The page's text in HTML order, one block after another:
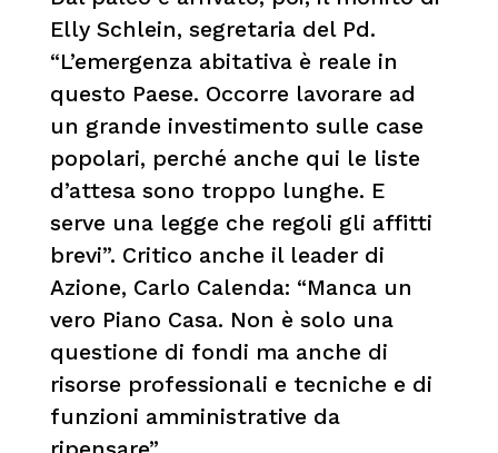
Elly Schlein, segretaria del Pd.
“L’emergenza abitativa è reale in
questo Paese. Occorre lavorare ad
un grande investimento sulle case
popolari, perché anche qui le liste
d’attesa sono troppo lunghe. E
serve una legge che regoli gli affitti
brevi”. Critico anche il leader di
Azione, Carlo Calenda: “Manca un
vero Piano Casa. Non è solo una
questione di fondi ma anche di
risorse professionali e tecniche e di
funzioni amministrative da